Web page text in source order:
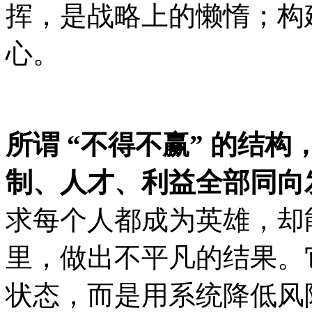
挥，是战略上的懒惰；
心。
所谓 “不得不赢” 的结构
制、人才、利益全部同
求每个人都成为英雄，
里，做出不平凡的结果
状态，而是用系统降低